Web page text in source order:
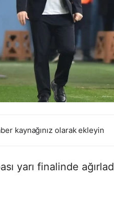
kaynağınız olarak ekleyin
yarı finalinde